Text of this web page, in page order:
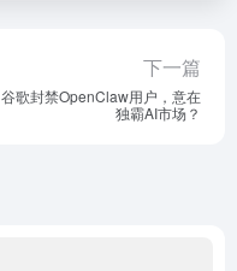
下一篇
谷歌封禁OpenClaw用户，意在
独霸AI市场？